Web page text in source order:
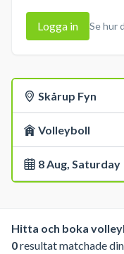
Logga in Se hur
Skårup Fyn
Volleyboll
8 Aug, Saturday
Hitta och boka
0resultat matchade